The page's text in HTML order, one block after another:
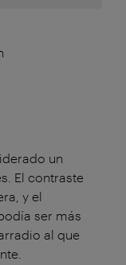
un
El contraste
y el
ser más
al que